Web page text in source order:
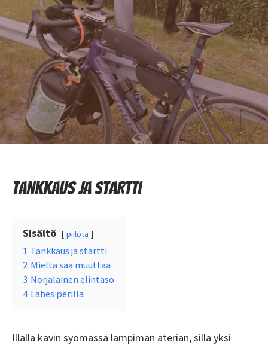
Tankkaus ja startti
Sisältö piilota
1 Tankkaus ja startti
2 Mieltä saa muuttaa
3 Norjalainen elintaso
4 Lähes perillä
Illalla kävin syömässä lämpimän aterian, sillä yksi